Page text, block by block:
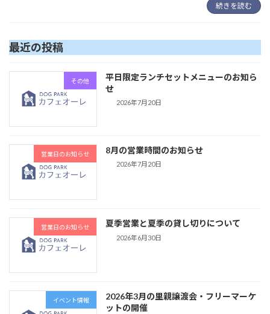
続きを読む
最近の投稿
その他
平日限定ランチセットメニューのお知ら
せ
2026年7月20日
営業日のお知らせ 8月の営業時間のお知らせ
2026年7月20日
営業日のお知らせ 夏季営業と夏季の貸し切りについて
2026年6月30日
イベント情報
2026年3月の里親譲渡会・フリーマーケ
ットの開催